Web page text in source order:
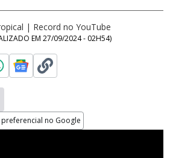
| Record no YouTube
EM 27/09/2024 - 02H54)
no Google